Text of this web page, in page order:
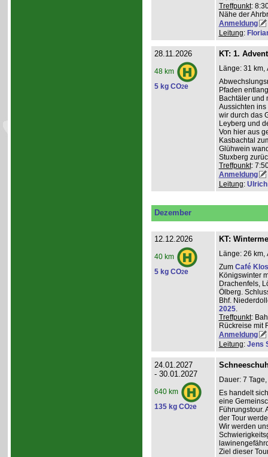
Treffpunkt:
Nähe der
Anmeldung
Leitung:
28.11.2026
48 km
5 kg CO2e
KT: 1.
Länge: 31 km,
Pfaden
Bachtäler und
Aussichten
wir durch das
Leyberg und
Von hier aus
Kasbachtal
Glühwein
Stuxberg
Treffpunkt:
Anmeldung
Leitung:
Dezember
12.12.2026
40 km
5 kg CO2e
KT:
Länge: 26 km,
Zum Café
Königswinter
Drachenfels,
Ölberg.
Bhf.
2025.
Treffpunkt:
Rückreise mit
Anmeldung
Leitung: Jens
24.01.2027
- 30.01.2027
640 km
135 kg CO2e
Dauer: 7
Es handelt
eine
Führungstour.
der Tour
Wir werden
Ziel dieser